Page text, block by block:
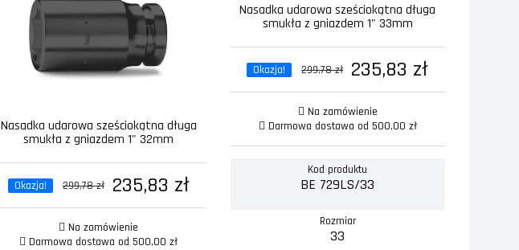
Nasadka udarowa sześciokątna długa
smukła z gniazdem 1" 32mm
Okazja! 299,78 zł 235,83 zł
Na zamówienie
Darmowa dostawa od 500,00 zł
Nasadka udarowa sześciokątna długa
smukła z gniazdem 1" 33mm
Okazja! 299,78 zł 235,83 zł
Na zamówienie
Darmowa dostawa od 500,00 zł
Kod produktu
BE 729LS/33
Rozmiar
33